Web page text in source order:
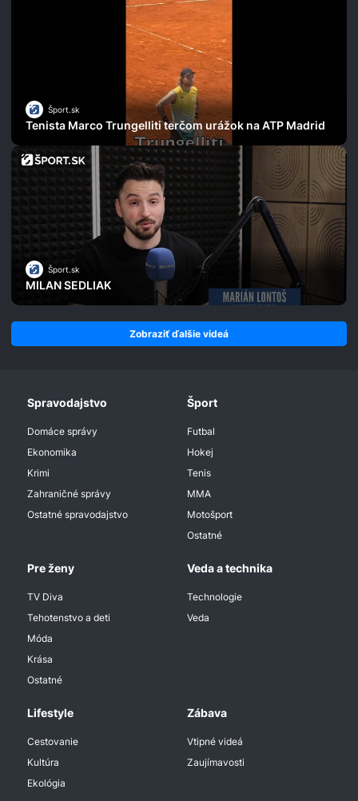
Šport.sk
Tenista Marco Trungelliti terčom urážok na ATP Madrid
Šport.sk
MILAN SEDLIAK
Zobraziť ďalšie videá
Spravodajstvo
Domáce správy
Ekonomika
Krimi
Zahraničné správy
Ostatné spravodajstvo
Šport
Futbal
Hokej
Tenis
MMA
Motošport
Ostatné
Pre ženy
TV Diva
Tehotenstvo a deti
Móda
Krása
Ostatné
Veda a technika
Technologie
Veda
Lifestyle
Cestovanie
Kultúra
Ekológia
Zábava
Vtipné videá
Zaujímavosti